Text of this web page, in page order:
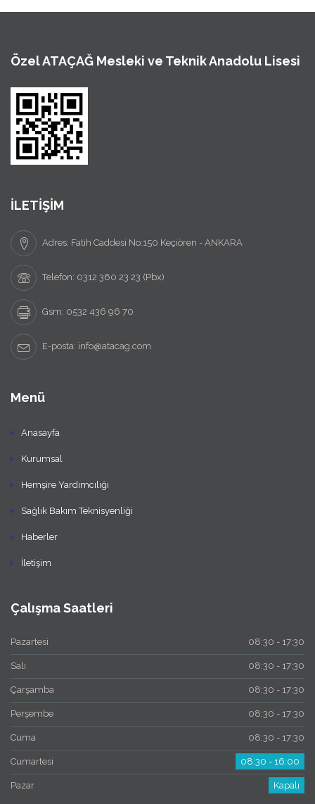
Özel ATAÇAĞ Mesleki ve Teknik Anadolu Lisesi
İLETİŞİM
Adres: Fatih Caddesi No:150 Keçiören - ANKARA
Telefon: 0312 360 23 23 (Pbx)
Gsm: 0532 436 96 70
E-posta: info@atacag.com
Menü
Anasayfa
Kurumsal
Hemşire Yardımcılığı
Sağlık Bakım Teknisyenliği
Haberler
İletişim
Çalışma Saatleri
Pazartesi 08:30 - 17:30
Salı 08:30 - 17:30
Çarşamba 08:30 - 17:30
Perşembe 08:30 - 17:30
Cuma 08:30 - 17:30
Cumartesi 08:30 - 16:00
Pazar Kapalı